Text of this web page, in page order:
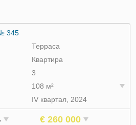
345
Терраса
Квартира
3
108 м²
IV квартал, 2024
€ 260 000